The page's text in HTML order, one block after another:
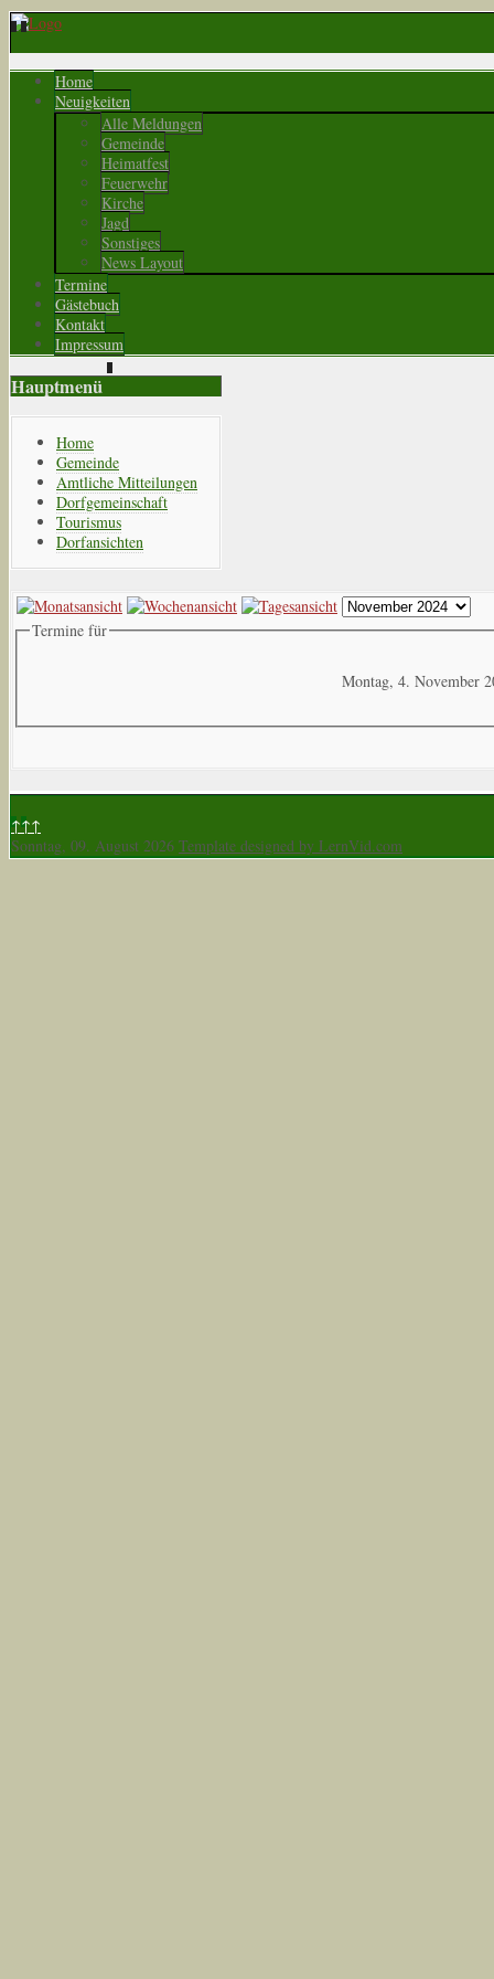
Home
Neuigkeiten
Alle Meldungen
Gemeinde
Heimatfest
Feuerwehr
Kirche
Jagd
Sonstiges
News Layout
Termine
Gästebuch
Kontakt
Impressum
Hauptmenü
Home
Gemeinde
Amtliche Mitteilungen
Dorfgemeinschaft
Tourismus
Dorfansichten
Termine für
Montag, 4. November
↑↑↑
Sonntag, 09. August 2026 Template designed by LernVid.com